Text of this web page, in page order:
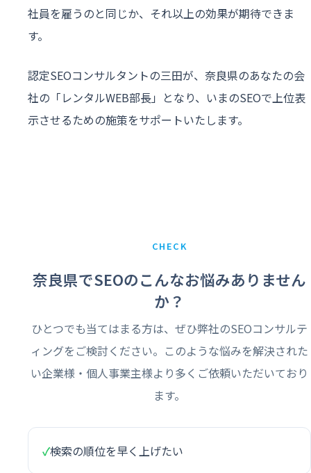
社員を雇うのと同じか、それ以上の効果が期待できま
す。
認定SEOコンサルタントの三田が、奈良県のあなたの会
社の「レンタルWEB部長」となり、いまのSEOで上位表
示させるための施策をサポートいたします。
CHECK
奈良県でSEOのこんなお悩みありません
か？
ひとつでも当てはまる方は、ぜひ弊社のSEOコンサルテ
ィングをご検討ください。このような悩みを解決された
い企業様・個人事業主様より多くご依頼いただいており
ます。
✓検索の順位を早く上げたい